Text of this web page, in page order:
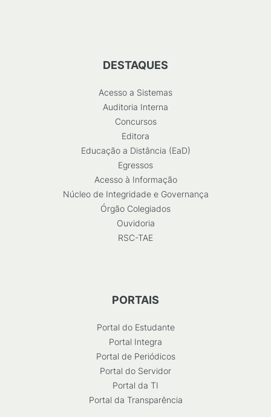
DESTAQUES
Acesso a Sistemas
Auditoria Interna
Concursos
Editora
Educação a Distância (EaD)
Egressos
Acesso à Informação
Núcleo de Integridade e Governança
Órgão Colegiados
Ouvidoria
RSC-TAE
PORTAIS
Portal do Estudante
Portal Integra
Portal de Periódicos
Portal do Servidor
Portal da TI
Portal da Transparência